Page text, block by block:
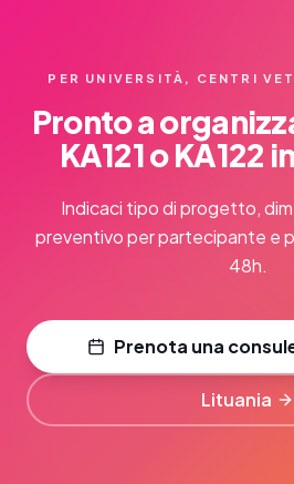
PER UNIVERSITÀ, CENTRI
Pronto a
KA121 o KA122
Indicaci tipo di progetto,
preventivo per partecipante e
48h.
Prenota una
Lituania